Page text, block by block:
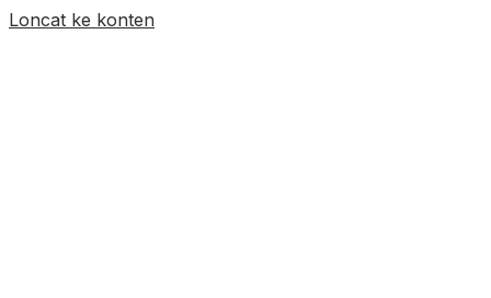
Loncat ke konten